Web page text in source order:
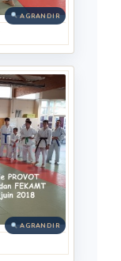
AGRANDIR
AGRANDIR